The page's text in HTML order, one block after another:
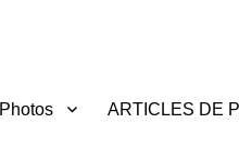
Photos ARTICLES DE